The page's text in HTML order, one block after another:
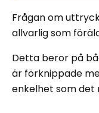
Frågan om
allvarlig som
Detta beror på
är förknippade
enkelhet som det